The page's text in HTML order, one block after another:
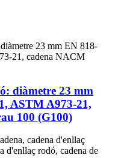
diàmetre 23 mm
ASTM A973-21,
100 (G100)
cadena d'enllaç
d'enllaç rodó, cadena de